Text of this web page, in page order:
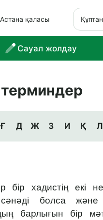
Астана қаласы Құптан
Сауал жолдау
Ғ Д Ж З И Қ Л
хадистің екі
болса
барлығын бір